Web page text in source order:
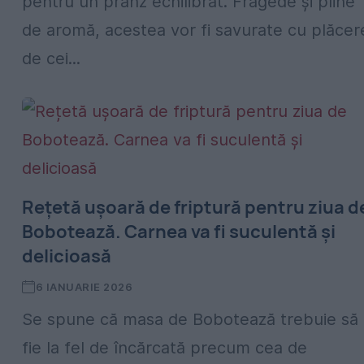
de aromă, acestea vor fi savurate cu
de cei...
Rețetă ușoară de friptură pentru ziua
Bobotează. Carnea va fi suculentă și
delicioasă
6 IANUARIE 2026
Se spune că masa de Bobotează trebuie să
fie la fel de încărcată precum cea de